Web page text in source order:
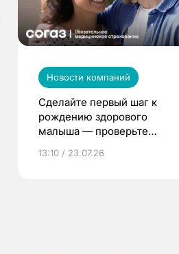
Новости компаний
Сделайте первый шаг к
рождению здорового
малыша — проверьте
по ОМС!
13:10 / 23.07.26